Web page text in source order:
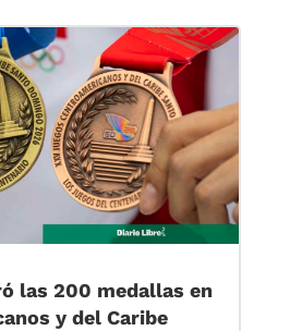
las 200 medallas en
y del Caribe